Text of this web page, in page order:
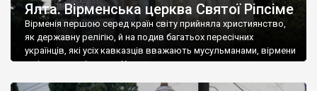
Ялта. Вірменська церква Святої Ріпсіме
Вірменія першою серед країн світу прийняла християнство,
як державну релігію, й на подив багатьох пересічних
українців, які усіх кавказців вважають мусульманами, вірмени
є відданими вірянами Христа